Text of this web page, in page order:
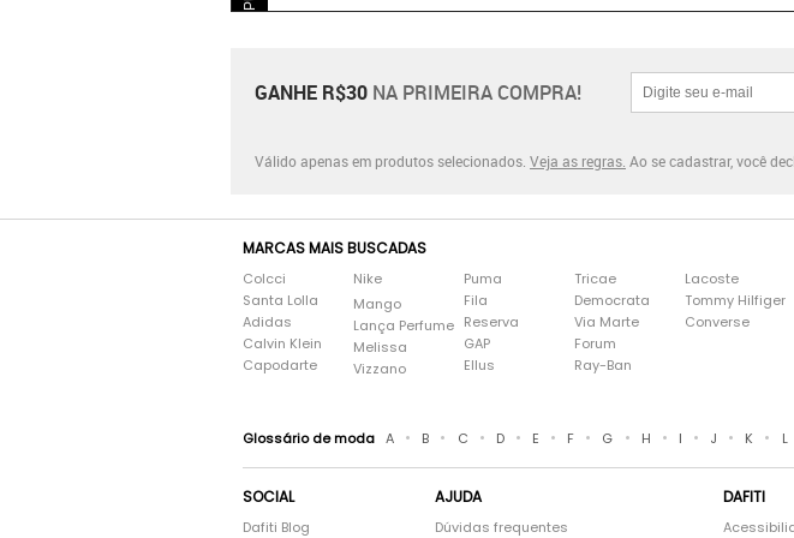
Michael Kors Relógios Michael Kors Prata Relógios
GANHE R$30 NA PRIMEIRA COMPRA!
Válido apenas em produtos selecionados. Veja as regras. Ao se cadastrar, você
MARCAS MAIS BUSCADAS
Colcci
Santa Lolla
Adidas
Calvin Klein
Capodarte
Nike
Mango
Lança Perfume
Melissa
Vizzano
Puma
Fila
Reserva
GAP
Ellus
Tricae
Democrata
Via Marte
Forum
Ray-Ban
Lacoste
Tommy Hilfiger
Converse
Glossário de moda A • B • C • D • E • F • G • H • I • J • K • L
SOCIAL
Dafiti Blog
AJUDA
Dúvidas frequentes
DAFITI